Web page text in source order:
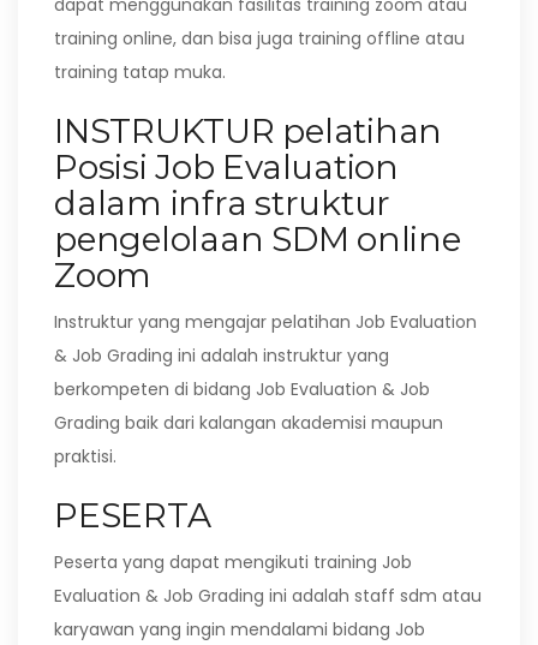
dapat menggunakan fasilitas training zoom atau
training online, dan bisa juga training offline atau
training tatap muka.
INSTRUKTUR pelatihan
Posisi Job Evaluation
dalam infra struktur
pengelolaan SDM online
Zoom
Instruktur yang mengajar pelatihan Job Evaluation
& Job Grading ini adalah instruktur yang
berkompeten di bidang Job Evaluation & Job
Grading baik dari kalangan akademisi maupun
praktisi.
PESERTA
Peserta yang dapat mengikuti training Job
Evaluation & Job Grading ini adalah staff sdm atau
karyawan yang ingin mendalami bidang Job